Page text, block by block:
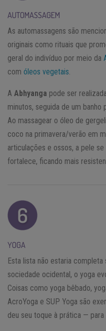
AUTOMASSAGEM
As automassagens são
originais como rituais que
geral do indivíduo por meio da
com óleos vegetais
A Abhyanga pode ser
minutos, seguida de um banho
Ao massagear o óleo de
coco na primavera/verão em
articulações e ossos, a pele
fortalece, ficando mais
YOGA
Esta lista não estaria completa
sociedade ocidental, o yoga
Coisas como yoga bêbado,
AcroYoga e SUP Yoga são
deu seu toque à prática — para